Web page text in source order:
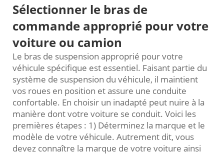
Sélectionner le bras de
commande approprié pour votre
voiture ou camion
Le bras de suspension approprié pour votre
véhicule spécifique est essentiel. Faisant partie du
système de suspension du véhicule, il maintient
vos roues en position et assure une conduite
confortable. En choisir un inadapté peut nuire à la
manière dont votre voiture se conduit. Voici les
premières étapes : 1) Déterminez la marque et le
modèle de votre véhicule. Autrement dit, vous
devez connaître la marque de votre voiture ainsi